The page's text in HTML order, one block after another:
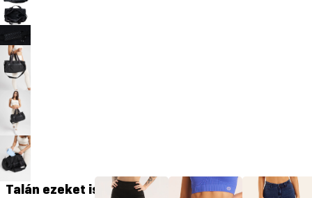
Talán ezeket is szereted